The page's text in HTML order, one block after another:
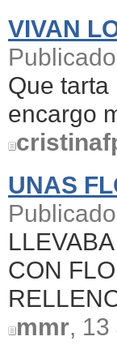
VIVAN
Que
encargo
UNAS
CON
mmr, 13